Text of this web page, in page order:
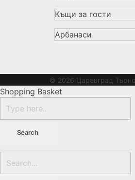
Къщи за гости
Арбанаси
© 2026 Царевград
Shopping Basket